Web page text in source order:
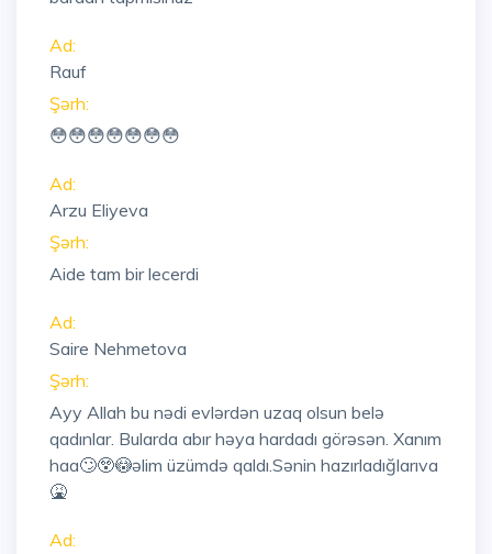
Ad:
Rauf
Şərh:
😳😳😳😳😳😳😳
Ad:
Arzu Eliyeva
Şərh:
Aide tam bir lecerdi
Ad:
Saire Nehmetova
Şərh:
Ayy Allah bu nədi evlərdən uzaq olsun belə
qadınlar. Bularda abır həya hardadı görəsən. Xanım
haa🙄😲😳əlim üzümdə qaldı.Sənin hazırladığlarıva
🤮
Ad: